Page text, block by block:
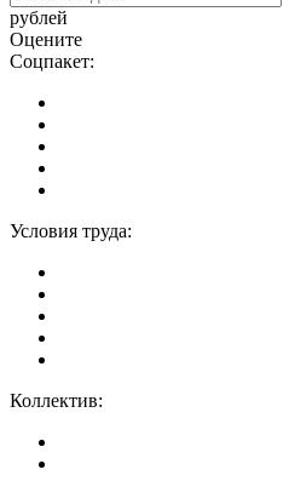
рублей
Оцените
Соцпакет:
Условия труда:
Коллектив: